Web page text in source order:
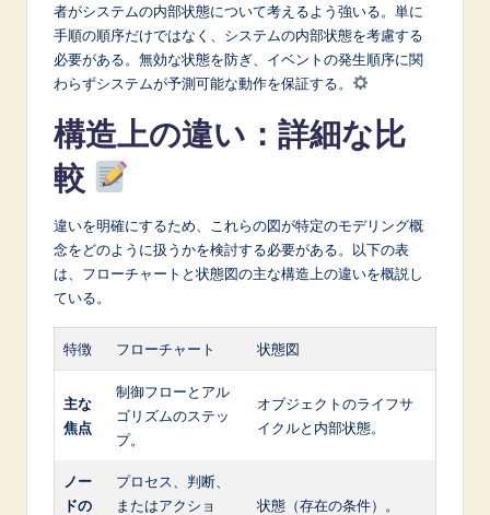
者がシステムの内部状態について考えるよう強いる。単に
手順の順序だけではなく、システムの内部状態を考慮する
必要がある。無効な状態を防ぎ、イベントの発生順序に関
わらずシステムが予測可能な動作を保証する。
構造上の違い：詳細な比
較
違いを明確にするため、これらの図が特定のモデリング概
念をどのように扱うかを検討する必要がある。以下の表
は、フローチャートと状態図の主な構造上の違いを概説し
ている。
特徴 フローチャート 状態図
主な
焦点
制御フローとアル
ゴリズムのステッ
プ。
オブジェクトのライフサ
イクルと内部状態。
ノー
ドの
プロセス、判断、
またはアクショ
状態（存在の条件）。